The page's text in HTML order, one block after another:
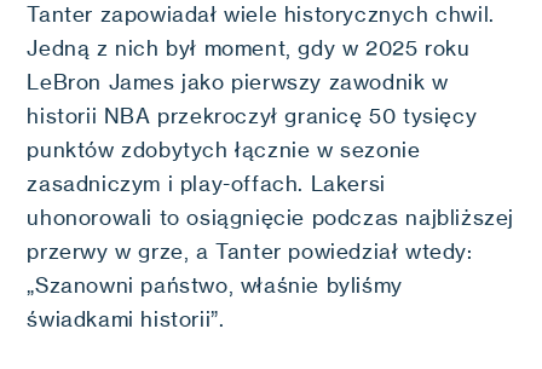
Tanter zapowiadał wiele historycznych chwil.
Jedną z nich był moment, gdy w 2025 roku
LeBron James jako pierwszy zawodnik w
historii NBA przekroczył granicę 50 tysięcy
punktów zdobytych łącznie w sezonie
zasadniczym i play-offach. Lakersi
uhonorowali to osiągnięcie podczas najbliższej
przerwy w grze, a Tanter powiedział wtedy:
„Szanowni państwo, właśnie byliśmy
świadkami historii”.